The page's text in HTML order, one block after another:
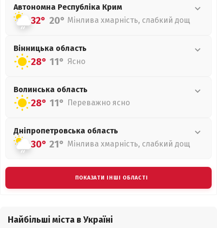
Автономна Республіка Крим
32° 20° Мінлива хмарність, слабкий дощ
Вінницька область
28° 11° Ясно
Волинська область
28° 11° Переважно ясно
Дніпропетровська область
30° 21° Мінлива хмарність, слабкий дощ
ПОКАЗАТИ ІНШІ ОБЛАСТІ
Найбільші міста в Україні